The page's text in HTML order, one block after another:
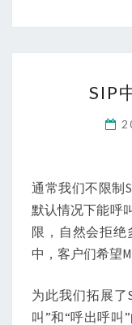
SIP
通常我们不限制
默认情况下能呼
限，自然会拒
中，客户们希望
为此我们拓展了
叫”和“呼出呼叫